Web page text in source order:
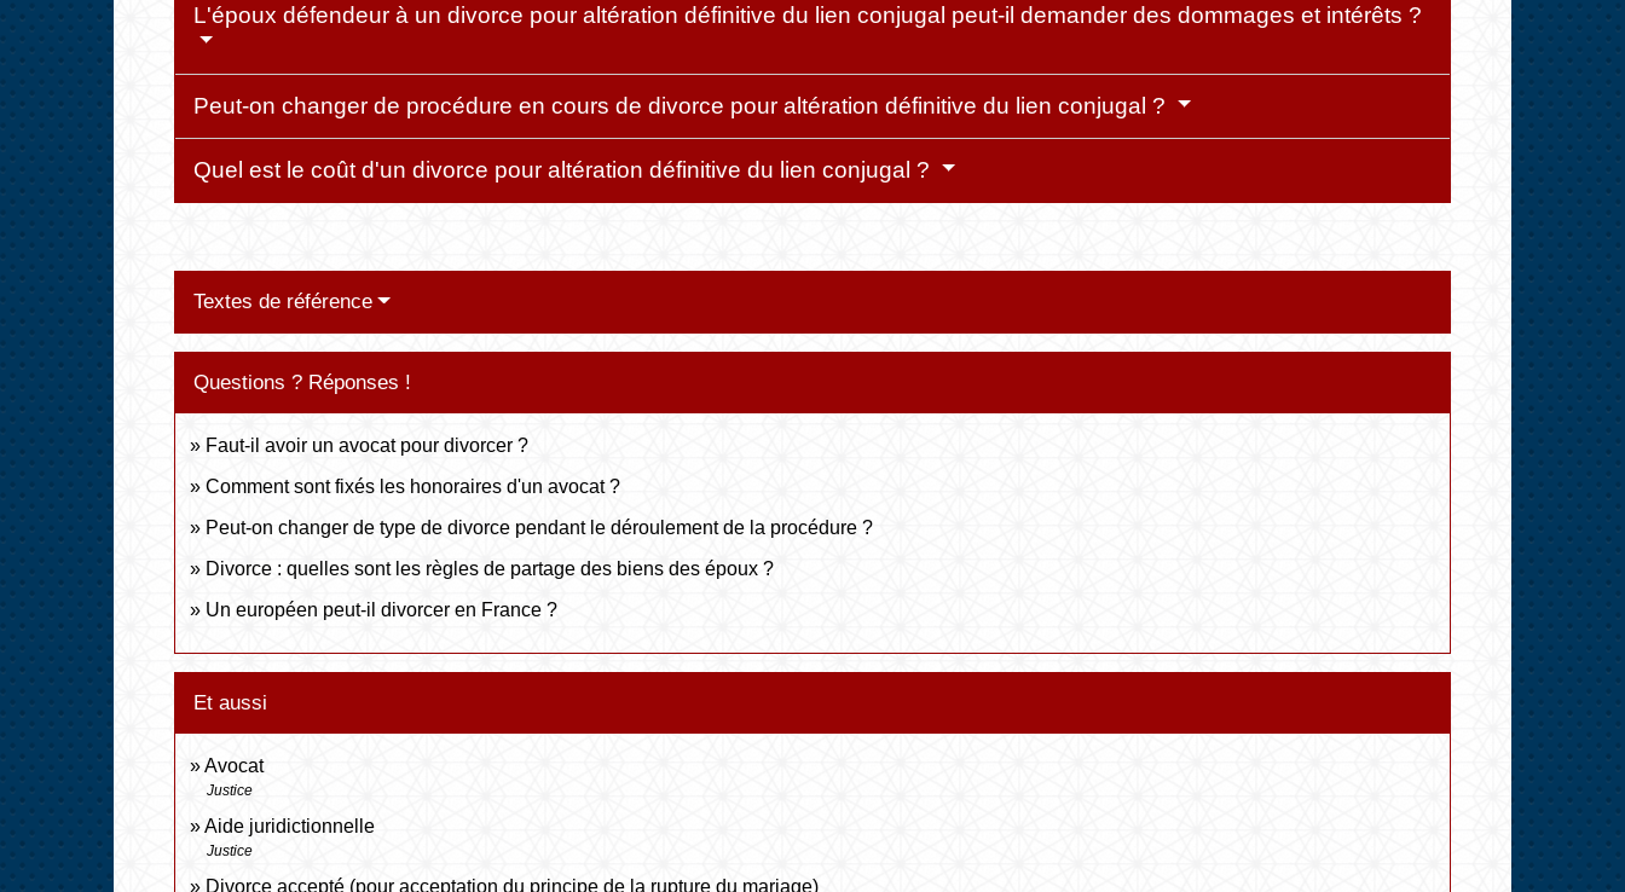
L'époux défendeur à un divorce pour altération définitive du lien conjugal peut-il demander des dommages et intérêts ?
Peut-on changer de procédure en cours de divorce pour altération définitive du lien conjugal ?
Quel est le coût d'un divorce pour altération définitive du lien conjugal ?
Textes de référence
Questions ? Réponses !
Faut-il avoir un avocat pour divorcer ?
Comment sont fixés les honoraires d'un avocat ?
Peut-on changer de type de divorce pendant le déroulement de la procédure ?
Divorce : quelles sont les règles de partage des biens des époux ?
Un européen peut-il divorcer en France ?
Et aussi
Avocat
Justice
Aide juridictionnelle
Justice
Divorce accepté (pour acceptation du principe de la rupture du mariage)